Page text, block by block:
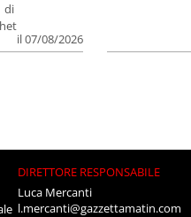
di
il 07/08/2026
DIRETTORE RESPONSABILE
Luca Mercanti
l.mercanti@gazzettamatin.com